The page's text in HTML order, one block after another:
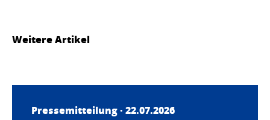
Weitere Artikel
Pressemitteilung · 22.07.2026